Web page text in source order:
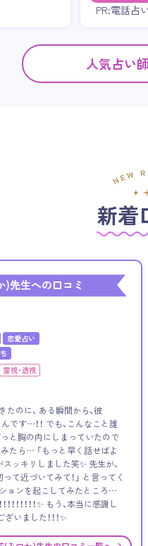
PR:電話占
人気占い
新着
)先生への口コミ
恋愛占い
霊視・透視
のに、 ある瞬間から、彼
す…！！ でも、こんなこと誰
と胸の内にしまっていたので
たら… 「もっと早く話せばよ
スッキリしました笑✨ 先生が、
て近づいてみて！」 と言ってく
ョンを起こしてみたところ…
！！！！！✨ もう、本当に感謝し
いました！！！✨